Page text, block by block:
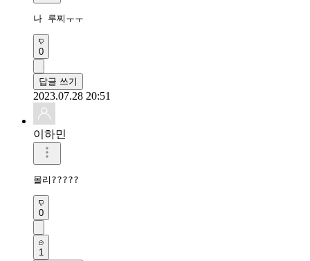
나 루찌ㅜㅜ
0
답글 쓰기
2023.07.28 20:51
이하민
몰리?????
0
1